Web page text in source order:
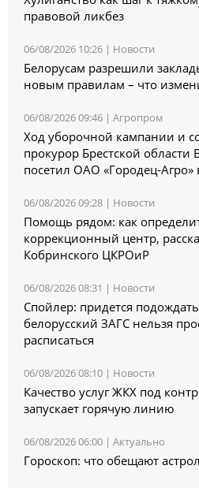
правовой ликбез
06/08/2026 10:26 | Новости
Белорусам разрешили
новым правилам – что
06/08/2026 09:46 | Агропром
Ход уборочной кампании и
прокурор Брестской области
посетил ОАО «Городец-
06/08/2026 09:28 | Новости
Помощь рядом: как
коррекционный центр,
Кобринского ЦКРОиР
06/08/2026 08:31 | Новости
Спойлер: придется
белорусский ЗАГС нельзя
расписаться
06/08/2026 08:10 | Новости
Качество услуг ЖКХ под
запускает горячую линию
06/08/2026 06:00 | Актуально
Гороскоп: что обещают